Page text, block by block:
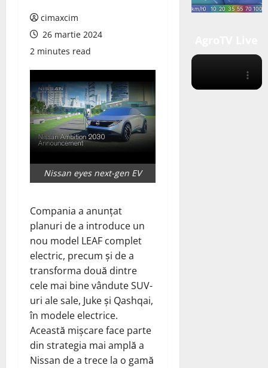
cimaxcim
26 martie 2024
2 minutes read
Nissan eyes next-gen EV
Compania a anunțat
planuri de a introduce un
nou model LEAF complet
electric, precum și de a
transforma două dintre
cele mai bine vândute SUV-
uri ale sale, Juke și Qashqai,
în modele electrice.
Această mișcare face parte
din strategia mai amplă a
Nissan de a trece la o gamă